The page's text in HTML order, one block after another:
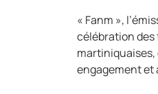
« Fanm »,
célébration des
martiniquaises,
engagement et